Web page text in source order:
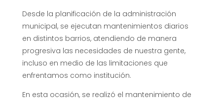
Desde la planificación de la administración
municipal, se ejecutan mantenimientos diarios
en distintos barrios, atendiendo de manera
progresiva las necesidades de nuestra gente,
incluso en medio de las limitaciones que
enfrentamos como institución.
En esta ocasión, se realizó el mantenimiento de